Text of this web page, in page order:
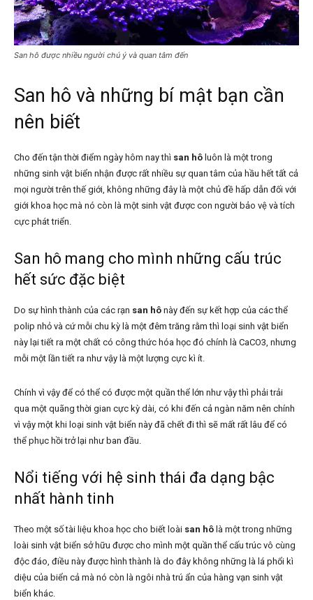
San hô được nhiều người chú ý và quan tâm đến
San hô và những bí mật bạn cần
nên biết
Cho đến tận thời điểm ngày hôm nay thì san hô luôn là một trong
những sinh vật biển nhận được rất nhiều sự quan tâm của hầu hết tất cả
mọi người trên thế giới, không những đây là một chủ đề hấp dẫn đối với
giới khoa học mà nó còn là một sinh vật được con người bảo vệ và tích
cực phát triển.
San hô mang cho mình những cấu trúc
hết sức đặc biệt
Do sự hình thành của các rạn san hô này đến sự kết hợp của các thể
polip nhỏ và cứ mỗi chu kỳ là một đêm trăng rằm thì loại sinh vật biển
này lại tiết ra một chất có công thức hóa học đó chính là CaCO3, nhưng
mỗi một lần tiết ra như vậy là một lượng cực kì ít.
Chính vì vậy để có thể có được một quần thể lớn như vậy thì phải trải
qua một quãng thời gian cực kỳ dài, có khi đến cả ngàn năm nên chính
vì vậy một khi loại sinh vật biển này đã chết đi thì sẽ mất rất lâu để có
thể phục hồi trở lại như ban đầu.
Nổi tiếng với hệ sinh thái đa dạng bậc
nhất hành tinh
Theo một số tài liệu khoa học cho biết loài san hô là một trong những
loài sinh vật biển sở hữu được cho mình một quần thể cấu trúc vô cùng
độc đáo, điều này được hình thành là do đây không những là lá phổi kì
diệu của biển cả mà nó còn là ngôi nhà trú ẩn của hàng vạn sinh vật
biển khác.